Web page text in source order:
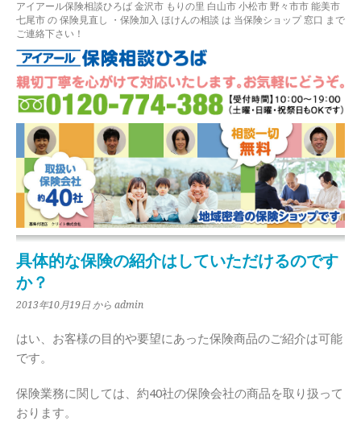
アイアール保険相談ひろば 金沢市 もりの里 白山市 小松市 野々市市 能美市
七尾市 の 保険見直し ・保険加入 ほけんの相談 は 当保険ショップ 窓口 まで
ご連絡下さい！
具体的な保険の紹介はしていただけるのです
か？
2013年10月19日 から admin
はい、お客様の目的や要望にあった保険商品のご紹介は可能
です。
保険業務に関しては、約40社の保険会社の商品を取り扱って
おります。